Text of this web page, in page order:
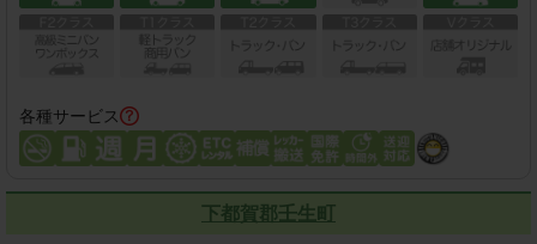
各種サービス
下都賀郡壬生町